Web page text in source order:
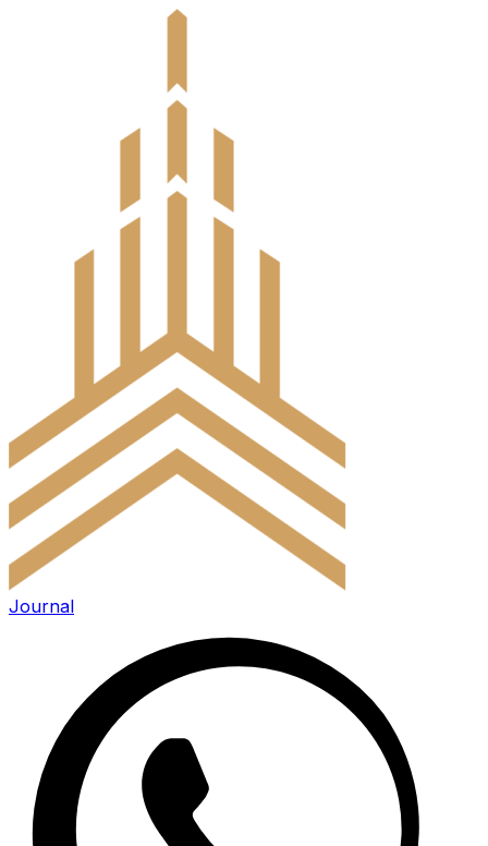
Journal